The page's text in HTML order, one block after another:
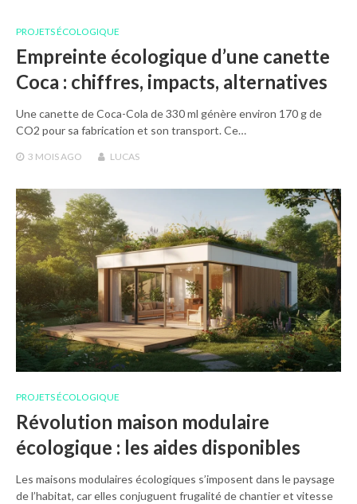
PROJETS ÉCOLOGIQUE
Empreinte écologique d’une canette
Coca : chiffres, impacts, alternatives
Une canette de Coca-Cola de 330 ml génère environ 170 g de
CO2 pour sa fabrication et son transport. Ce…
3 MOIS AGO LUCAS
PROJETS ÉCOLOGIQUE
Révolution maison modulaire
écologique : les aides disponibles
Les maisons modulaires écologiques s’imposent dans le paysage
de l’habitat, car elles conjuguent frugalité de chantier et vitesse